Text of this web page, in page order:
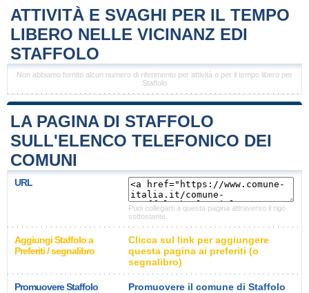
ATTIVITÀ E SVAGHI PER IL TEMPO
LIBERO NELLE VICINANZ EDI
STAFFOLO
Non abbiamo fornito alcun numero di riferimento per attività o per il tempo libero per
Staffolo
LA PAGINA DI STAFFOLO
SULL'ELENCO TELEFONICO DEI
COMUNI
URL
Puoi collegarti a questa pagina attraverso il rigo
sottostante.
Aggiungi Staffolo a
Preferiti / segnalibro
Clicca sul link per aggiungere
questa pagina ai preferiti (o
segnalibro)
Promuovere Staffolo Promuovere il comune di Staffolo